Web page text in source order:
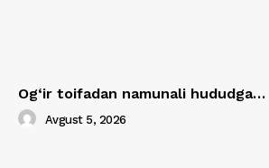
Og‘ir toifadan namunali hududga…
Avgust 5, 2026